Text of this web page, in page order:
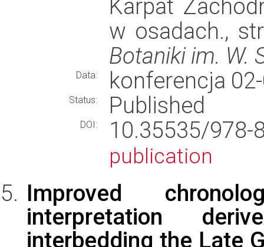
Karpat
w osadach.,
Botaniki im. W.
Data: konferencja
Status: Published
DOI: 10.35535/
publication
Improved
interpretation
interbedding the Late